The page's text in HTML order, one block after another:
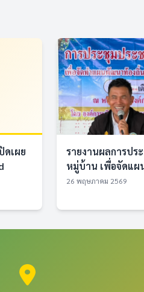
ดเผย
รายงานผลการปร
หมู่บ้าน เพื่อจัดแผ
26 พฤษภาคม 2569